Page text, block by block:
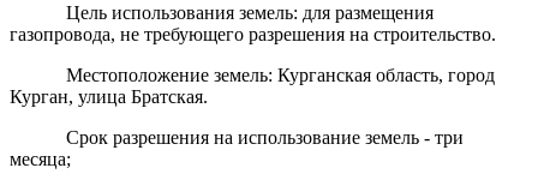
Цель использования земель: для размещения
газопровода, не требующего разрешения на строительство.
Местоположение земель: Курганская область, город
Курган, улица Братская.
Срок разрешения на использование земель - три
месяца;